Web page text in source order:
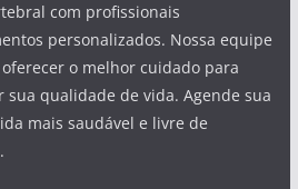
com profissionais
personalizados. Nossa equipe
o melhor cuidado para
qualidade de vida. Agende sua
mais saudável e livre de